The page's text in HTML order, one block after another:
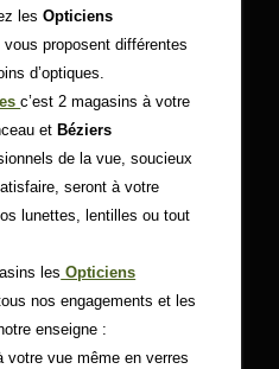
lesOpticiens
vous proposent différentes
d’optiques.
c’est 2 magasins à votre
et Béziers
de la vue, soucieux
seront à votre
lunettes, lentilles ou tout
les Opticiens
nos engagements et les
enseigne :
votre vue même en verres